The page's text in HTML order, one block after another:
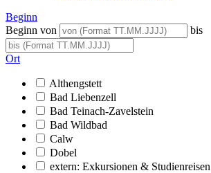
Beginn
Beginn von
bis
Ort
Althengstett
Bad Liebenzell
Bad Teinach-Zavelstein
Bad Wildbad
Calw
Dobel
extern: Exkursionen & Studienreisen